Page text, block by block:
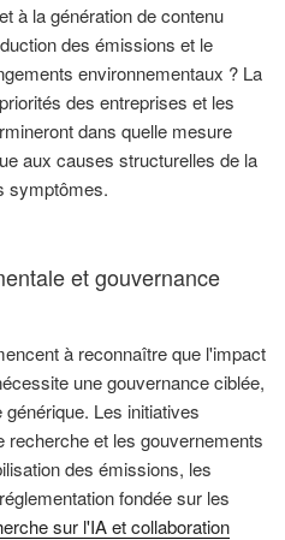
à la génération de contenu
des émissions et le
environnementaux ? La
des entreprises et les
dans quelle mesure
aux causes structurelles de la
symptômes.
et gouvernance
à reconnaître que l'impact
une gouvernance ciblée,
Les initiatives
recherche et les gouvernements
des émissions, les
fondée sur les
sur l'IA et collaboration